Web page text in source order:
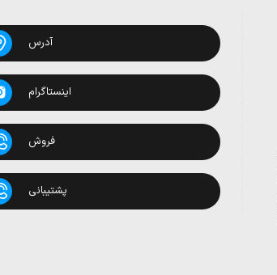
آدرس
اینستاگرام
فروش
پشتیبانی